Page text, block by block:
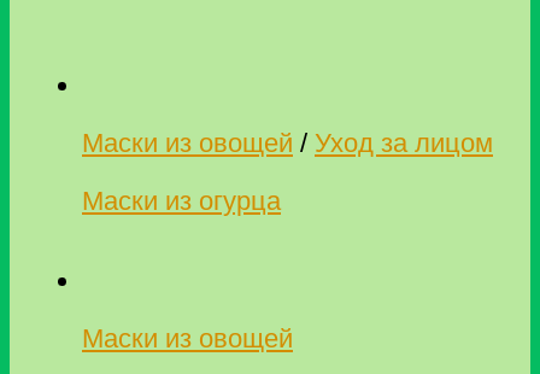
Маски из овощей / Уход за лицом
Маски из огурца
Маски из овощей